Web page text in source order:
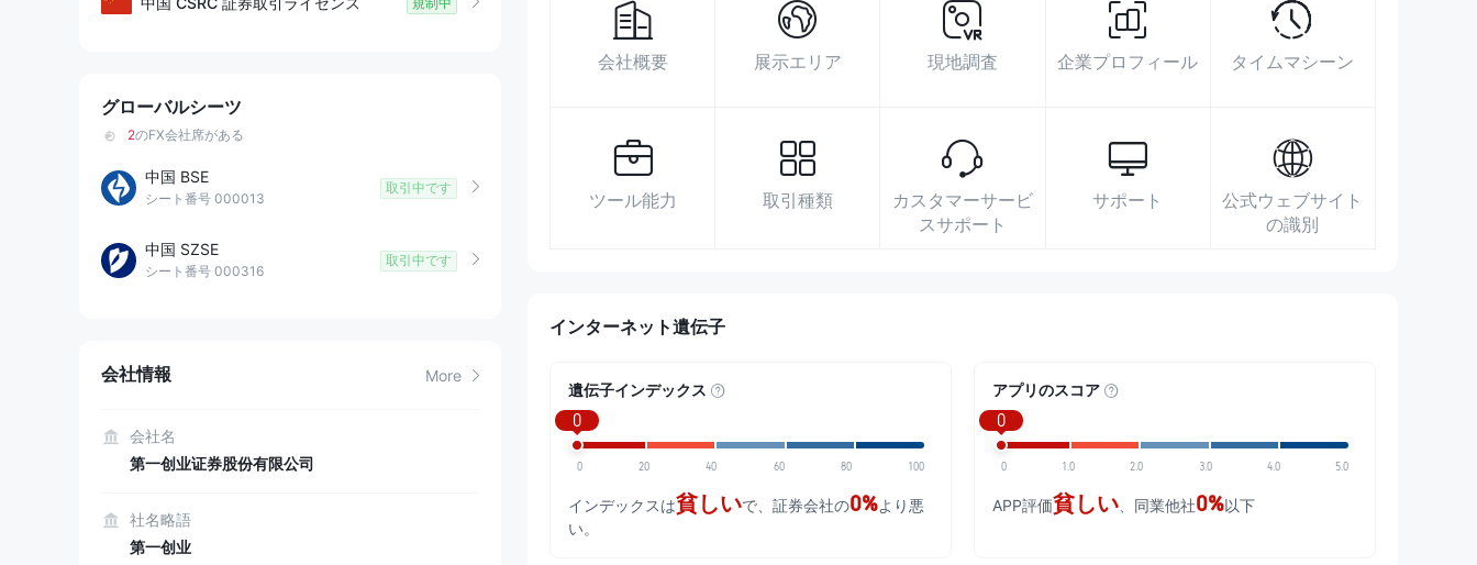
6
7
8
9
http://www.fcsc.cn/
深圳市福田区福田街道福华一路115号投行
グローバルシーツ
2のFX会社席がある
中国 BSE
シート番号 000013
取引中です
中国 SZSE
シート番号 000316
取引中です
会社情報 More
会社名
第一创业证券股份有限公司
社名略語
第一创业
会社概要 展示エリア 現地調査 企業プロフィール タイムマシーン
ツール能力 取引種類
カスタマーサービ
スサポート
サポート
公式ウェブサイト
の識別
インターネット遺伝子
遺伝子インデックス
0
0 20 40 60 80 100
インデックスは貧しいで、証券会社の0%より悪
い。
アプリのスコア
0
0 1.0 2.0 3.0 4.0 5.0
APP評価貧しい 、同業他社0%以下